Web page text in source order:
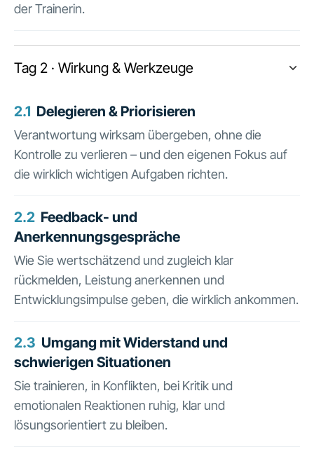
der Trainerin.
Tag 2 · Wirkung & Werkzeuge
2.1 Delegieren & Priorisieren
Verantwortung wirksam übergeben, ohne die
Kontrolle zu verlieren – und den eigenen Fokus auf
die wirklich wichtigen Aufgaben richten.
2.2 Feedback- und
Anerkennungsgespräche
Wie Sie wertschätzend und zugleich klar
rückmelden, Leistung anerkennen und
Entwicklungsimpulse geben, die wirklich ankommen.
2.3 Umgang mit Widerstand und
schwierigen Situationen
Sie trainieren, in Konflikten, bei Kritik und
emotionalen Reaktionen ruhig, klar und
lösungsorientiert zu bleiben.